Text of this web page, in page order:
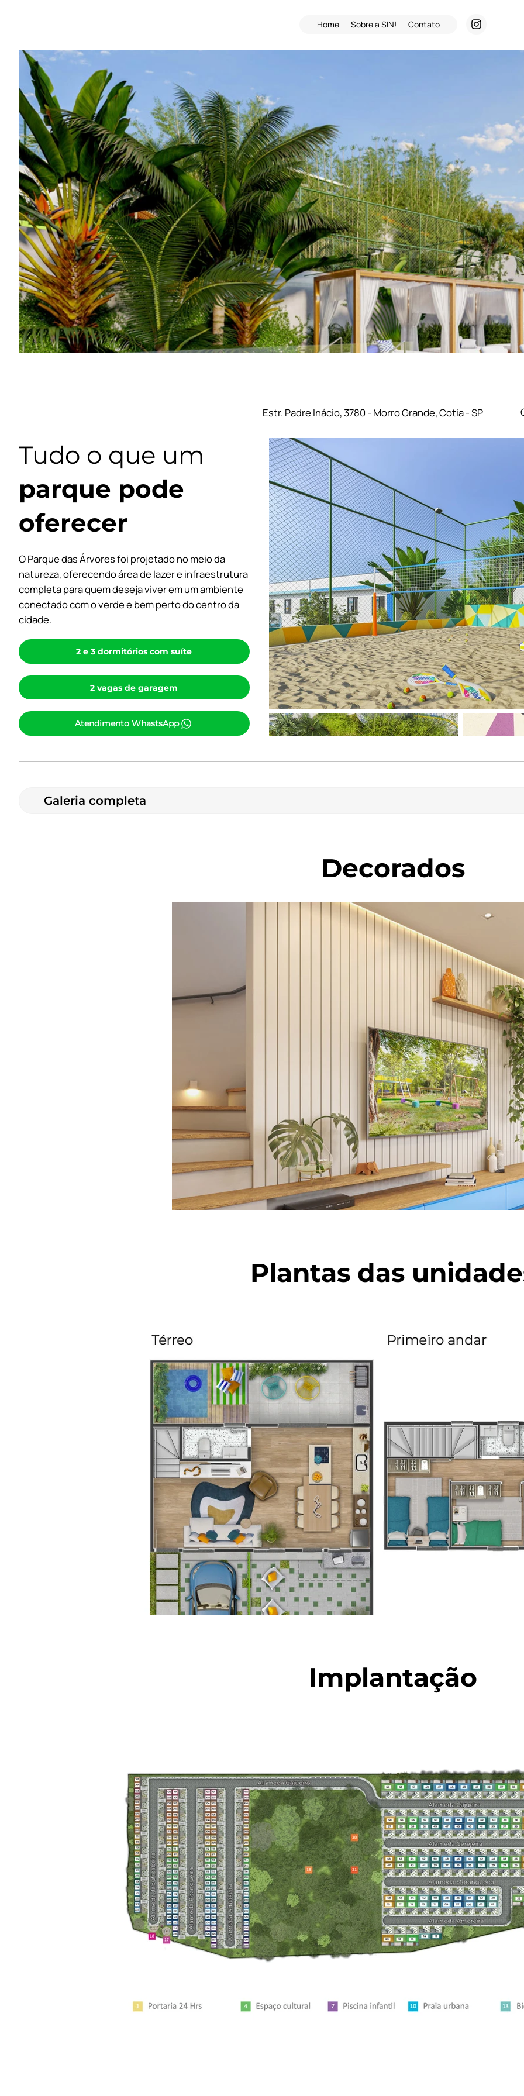
Home Sobre a SIN! Contato
Tudo o que um
parque pode
oferecer
O Parque das Árvores foi projetado no meio da
natureza, oferecendo área de lazer e infraestrutura
completa para quem deseja viver em um ambiente
conectado com o verde e bem perto do centro da
cidade.
2 e 3 dormitórios com suíte
2 vagas de garagem
Atendimento WhastsApp
Estr. Padre Inácio, 3780 - Morro Grande, Cotia - SP
Galeria completa
Decorados
Plantas das
Implantação